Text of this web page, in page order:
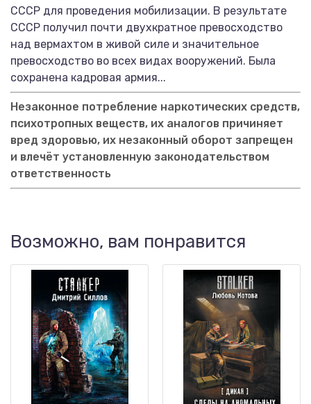
СССР для проведения мобилизации. В результате
СССР получил почти двухкратное превосходство
над вермахтом в живой силе и значительное
превосходство во всех видах вооружений. Была
сохранена кадровая армия...
Незаконное потребление наркотических средств,
психотропных веществ, их аналогов причиняет
вред здоровью, их незаконный оборот запрещен
и влечёт установленную законодательством
ответственность
Возможно, вам понравится